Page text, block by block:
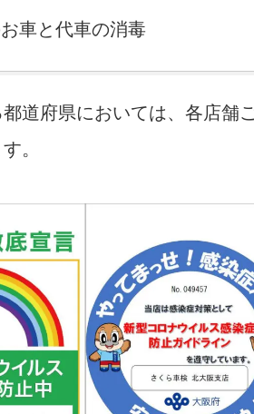
車と代車の消毒
道府県においては、各店舗
。